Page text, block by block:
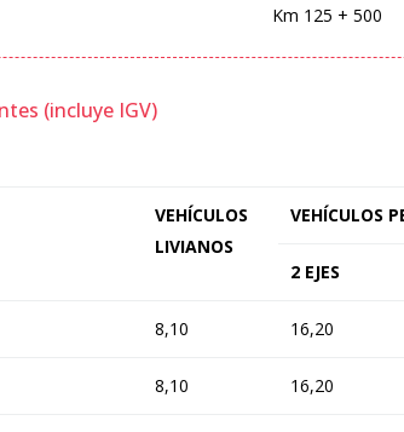
Km 125 + 500
(incluye IGV)
VEHÍCULOS
LIVIANOS
VEHÍCULOS
2 EJES
8,10 16,20
8,10 16,20